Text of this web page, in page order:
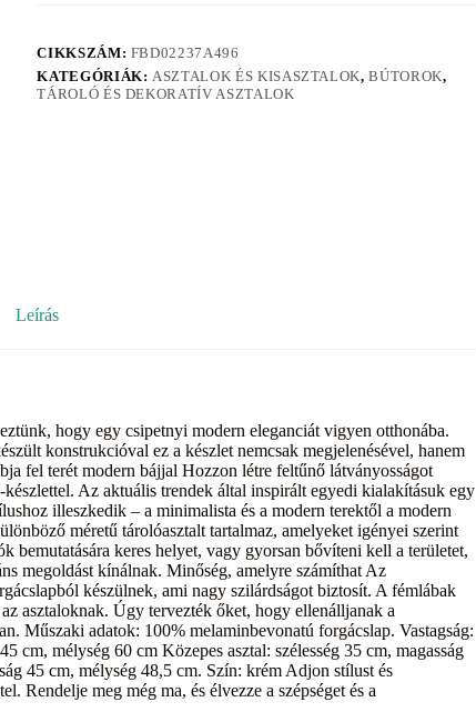
CIKKSZÁM: FBD02237A496
KATEGÓRIÁK:ASZTALOK ÉS KISASZTALOK,BÚTOROK,
TÁROLÓ ÉS DEKORATÍV ASZTALOK
Leírás
hogy egy csipetnyi modern eleganciát vigyen otthonába.
konstrukcióval ez a készlet nemcsak megjelenésével, hanem
fel terét modern bájjal Hozzon létre feltűnő látványosságot
Az aktuális trendek által inspirált egyedi kialakításuk egy
illeszkedik – a minimalista és a modern terektől a modern
méretű tárolóasztalt tartalmaz, amelyeket igényei szerint
bemutatására keres helyet, vagy gyorsan bővíteni kell a területet,
megoldást kínálnak. Minőség, amelyre számíthat Az
készülnek, ami nagy szilárdságot biztosít. A fémlábak
asztaloknak. Úgy tervezték őket, hogy ellenálljanak a
Műszaki adatok: 100% melaminbevonatú forgácslap. Vastagság:
cm, mélység 60 cm Közepes asztal: szélesség 35 cm, magasság
45 cm, mélység 48,5 cm. Szín: krém Adjon stílust és
Rendelje meg még ma, és élvezze a szépséget és a